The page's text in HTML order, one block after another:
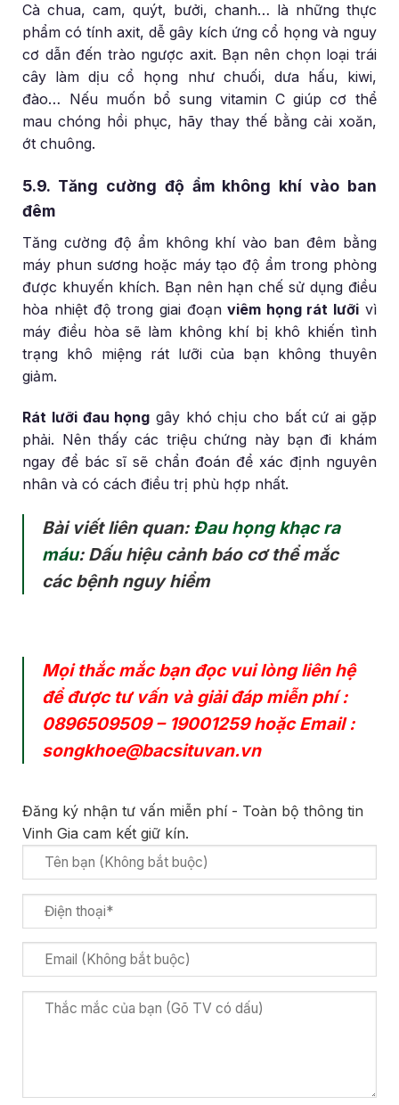
Cà chua, cam, quýt, bưởi, chanh… là những thực
phẩm có tính axit, dễ gây kích ứng cổ họng và nguy
cơ dẫn đến trào ngược axit. Bạn nên chọn loại trái
cây làm dịu cổ họng như chuối, dưa hấu, kiwi,
đào… Nếu muốn bổ sung vitamin C giúp cơ thể
mau chóng hồi phục, hãy thay thế bằng cải xoăn,
ớt chuông.
5.9. Tăng cường độ ẩm không khí vào ban
đêm
Tăng cường độ ẩm không khí vào ban đêm bằng
máy phun sương hoặc máy tạo độ ẩm trong phòng
được khuyến khích. Bạn nên hạn chế sử dụng điều
hòa nhiệt độ trong giai đoạnviêm họng rát lưỡivì
máy điều hòa sẽ làm không khí bị khô khiến tình
trạng khô miệng rát lưỡi của bạn không thuyên
giảm.
Rát lưỡi đau họng gây khó chịu cho bất cứ ai gặp
phải. Nên thấy các triệu chứng này bạn đi khám
ngay để bác sĩ sẽ chẩn đoán để xác định nguyên
nhân và có cách điều trị phù hợp nhất.
Bài viết liên quan: Đau họng khạc ra
máu: Dấu hiệu cảnh báo cơ thể mắc
các bệnh nguy hiểm
Mọi thắc mắc bạn đọc vui lòng liên hệ
để được tư vấn và giải đáp miễn phí :
0896509509– 19001259hoặc Email :
songkhoe@bacsituvan.vn
Đăng ký nhận tư vấn miễn phí - Toàn bộ thông tin
Vinh Gia cam kết giữ kín.